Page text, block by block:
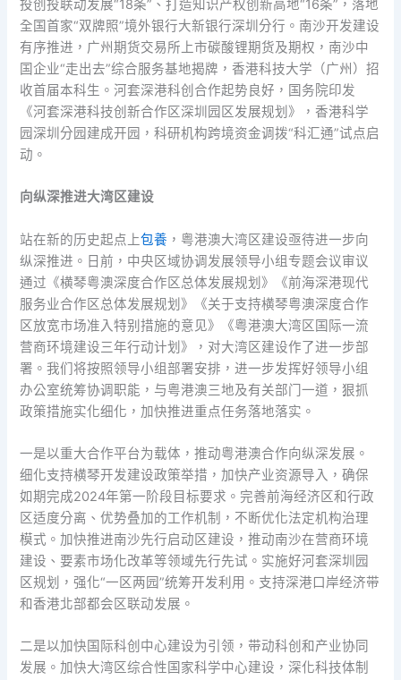
投创投联动发展“18条”、打造知识产权创新高地“16条”，落地
全国首家“双牌照”境外银行大新银行深圳分行。南沙开发建设
有序推进，广州期货交易所上市碳酸锂期货及期权，南沙中
国企业“走出去”综合服务基地揭牌，香港科技大学（广州）招
收首届本科生。河套深港科创合作起势良好，国务院印发
《河套深港科技创新合作区深圳园区发展规划》，香港科学
园深圳分园建成开园，科研机构跨境资金调拨“科汇通”试点启
动。
向纵深推进大湾区建设
站在新的历史起点上包養 ，粤港澳大湾区建设亟待进一步向
纵深推进。日前，中央区域协调发展领导小组专题会议审议
通过《横琴粤澳深度合作区总体发展规划》《前海深港现代
服务业合作区总体发展规划》《关于支持横琴粤澳深度合作
区放宽市场准入特别措施的意见》《粤港澳大湾区国际一流
营商环境建设三年行动计划》，对大湾区建设作了进一步部
署。我们将按照领导小组部署安排，进一步发挥好领导小组
办公室统筹协调职能，与粤港澳三地及有关部门一道，狠抓
政策措施实化细化，加快推进重点任务落地落实。
一是以重大合作平台为载体，推动粤港澳合作向纵深发展。
细化支持横琴开发建设政策举措，加快产业资源导入，确保
如期完成2024年第一阶段目标要求。完善前海经济区和行政
区适度分离、优势叠加的工作机制，不断优化法定机构治理
模式。加快推进南沙先行启动区建设，推动南沙在营商环境
建设、要素市场化改革等领域先行先试。实施好河套深圳园
区规划，强化“一区两园”统筹开发利用。支持深港口岸经济带
和香港北部都会区联动发展。
二是以加快国际科创中心建设为引领，带动科创和产业协同
发展。加快大湾区综合性国家科学中心建设，深化科技体制